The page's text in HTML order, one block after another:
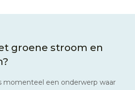
groene stroom en
momenteel een onderwerp waar